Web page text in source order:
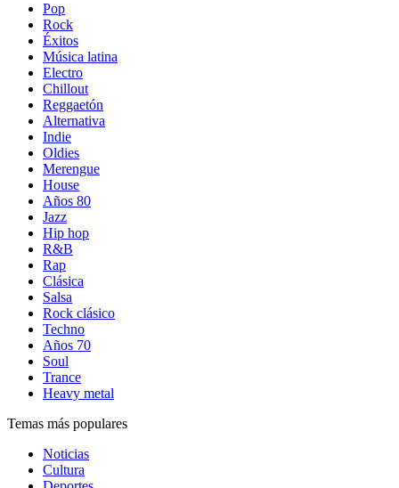
Pop
Rock
Éxitos
Música latina
Electro
Chillout
Reggaetón
Alternativa
Indie
Oldies
Merengue
House
Años 80
Jazz
Hip hop
R&B
Rap
Clásica
Salsa
Rock clásico
Techno
Años 70
Soul
Trance
Heavy metal
Temas más populares
Noticias
Cultura